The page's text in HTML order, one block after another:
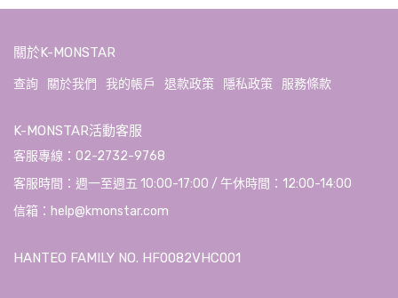
關於K-MONSTAR
查詢 關於我們 我的帳戶 退款政策 隱私政策 服務條款
K-MONSTAR活動客服
客服專線：02-2732-9768
客服時間：週一至週五 10:00-17:00 / 午休時間：12:00-14:00
信箱：help@kmonstar.com
HANTEO FAMILY NO. HF0082VHC001